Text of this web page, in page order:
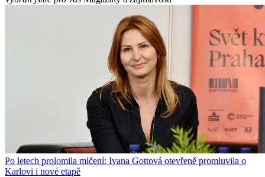
Po letech prolomila mlčení: Ivana Gottová otevřeně promluvila o
Karlovi i nové etapě